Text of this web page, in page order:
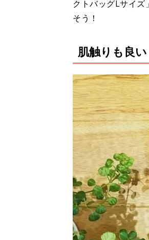
クトバッグLサイ
そう！
肌触りも良